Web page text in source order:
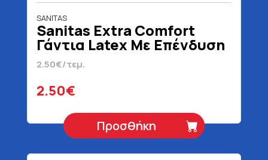
SANITAS
Sanitas Extra Comfort
Γάντια Latex Με Επένδυση
Large
2.50€/τεμ.
2.50€
Προσθήκη